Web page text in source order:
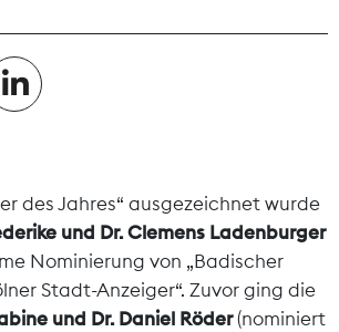
des Jahres“ ausgezeichnet wurde
und Dr. Clemens Ladenburger
Nominierung von „Badischer
Stadt-Anzeiger“. Zuvor ging die
und Dr. Daniel Röder(nominiert